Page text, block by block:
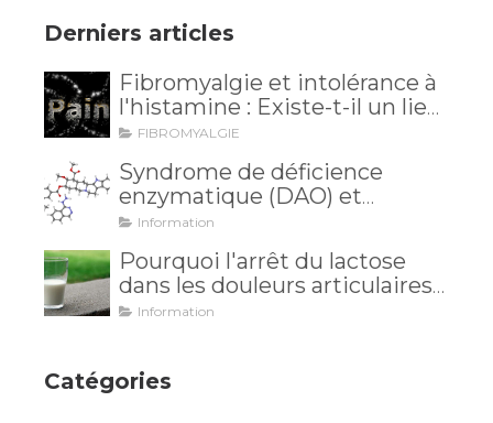
Derniers articles
Fibromyalgie et intolérance à
l'histamine : Existe-t-il un lien
méconnu ?
FIBROMYALGIE
Syndrome de déficience
enzymatique (DAO) et
intolérance à l'histamine: et si
Information
Pourquoi l'arrêt du lactose
dans les douleurs articulaires
est inutile?
Information
Catégories